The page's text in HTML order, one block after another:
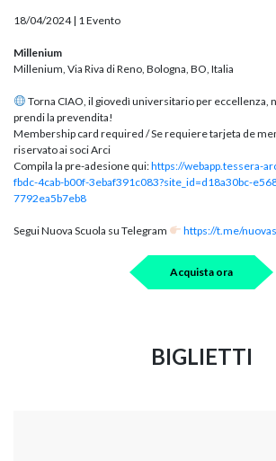
18/04/2024 | 1 Evento
Millenium
Millenium, Via Riva di Reno, Bologna, BO, Italia
Torna CIAO, il giovedì universitario per eccellenza,
prendi la prevendita!
Membership card required / Se requiere tarjeta de
riservato ai soci Arci
Compila la pre-adesione qui:https://webapp.tessera-
fbdc-4cab-b00f-3ebaf391c083?site_id=d18a30bc-
7792ea5b7eb8
Segui Nuova Scuola su Telegram https://t.me/
Acquista ora
BIGLIETTI